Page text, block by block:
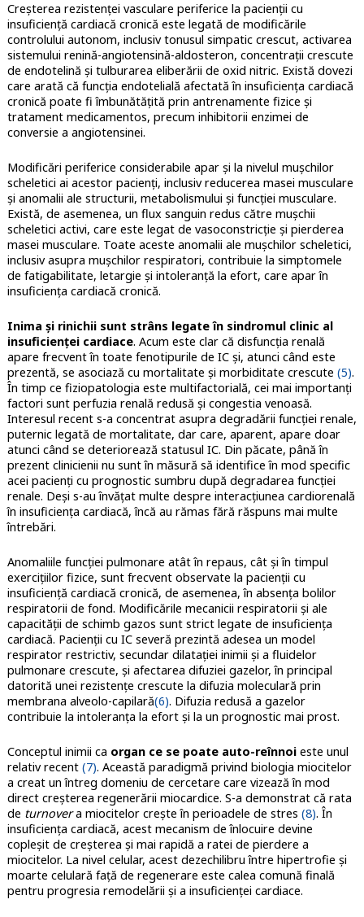
Creșterea rezistenței vasculare periferice la pacienții cu
insuficiență cardiacă cronică este legată de modificările
controlului autonom, inclusiv tonusul simpatic crescut, activarea
sistemului renină-angiotensină-aldosteron, concentrații crescute
de endotelină și tulburarea eliberării de oxid nitric. Există dovezi
care arată că funcția endotelială afectată în insuficiența cardiacă
cronică poate fi îmbunătățită prin antrenamente fizice și
tratament medicamentos, precum inhibitorii enzimei de
conversie a angiotensinei.
Modificări periferice considerabile apar și la nivelul mușchilor
scheletici ai acestor pacienți, inclusiv reducerea masei musculare
și anomalii ale structurii, metabolismului și funcției musculare.
Există, de asemenea, un flux sanguin redus către mușchii
scheletici activi, care este legat de vasoconstricție și pierderea
masei musculare. Toate aceste anomalii ale mușchilor scheletici,
inclusiv asupra mușchilor respiratori, contribuie la simptomele
de fatigabilitate, letargie și intoleranță la efort, care apar în
insuficiența cardiacă cronică.
Inima și rinichii sunt strâns legate în sindromul clinic al
insuficienței cardiace. Acum este clar că disfuncția renală
apare frecvent în toate fenotipurile de IC și, atunci când este
prezentă, se asociază cu mortalitate și morbiditate crescute (5).
În timp ce fiziopatologia este multifactorială, cei mai importanți
factori sunt perfuzia renală redusă și congestia venoasă.
Interesul recent s-a concentrat asupra degradării funcției renale,
puternic legată de mortalitate, dar care, aparent, apare doar
atunci când se deteriorează statusul IC. Din păcate, până în
prezent clinicienii nu sunt în măsură să identifice în mod specific
acei pacienți cu prognostic sumbru după degradarea funcției
renale. Deși s-au învățat multe despre interacțiunea cardiorenală
în insuficiența cardiacă, încă au rămas fără răspuns mai multe
întrebări.
Anomaliile funcției pulmonare atât în repaus, cât și în timpul
exercițiilor fizice, sunt frecvent observate la pacienții cu
insuficiență cardiacă cronică, de asemenea, în absența bolilor
respiratorii de fond. Modificările mecanicii respiratorii și ale
capacității de schimb gazos sunt strict legate de insuficiența
cardiacă. Pacienții cu IC severă prezintă adesea un model
respirator restrictiv, secundar dilatației inimii și a fluidelor
pulmonare crescute, și afectarea difuziei gazelor, în principal
datorită unei rezistențe crescute la difuzia moleculară prin
membrana alveolo-capilară(6). Difuzia redusă a gazelor
contribuie la intoleranța la efort și la un prognostic mai prost.
Conceptul inimii ca organ ce se poate auto-reînnoieste unul
relativ recent (7). Această paradigmă privind biologia miocitelor
a creat un întreg domeniu de cercetare care vizează în mod
direct creșterea regenerării miocardice. S-a demonstrat că rata
de turnovera miocitelor crește în perioadele de stres (8). În
insuficiența cardiacă, acest mecanism de înlocuire devine
copleșit de creșterea și mai rapidă a ratei de pierdere a
miocitelor. La nivel celular, acest dezechilibru între hipertrofie și
moarte celulară față de regenerare este calea comună finală
pentru progresia remodelării și a insuficienței cardiace.